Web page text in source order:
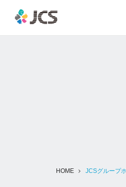
HOME JCSグループ